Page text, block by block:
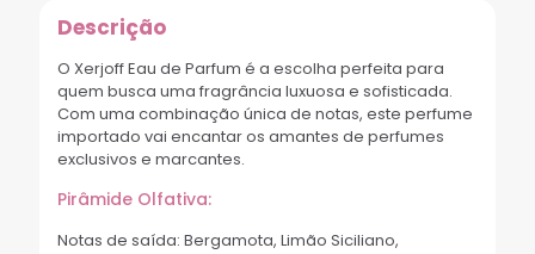
Descrição
O Xerjoff Eau de Parfum é a escolha perfeita para
quem busca uma fragrância luxuosa e sofisticada.
Com uma combinação única de notas, este perfume
importado vai encantar os amantes de perfumes
exclusivos e marcantes.
Pirâmide Olfativa:
Notas de saída: Bergamota, Limão Siciliano,